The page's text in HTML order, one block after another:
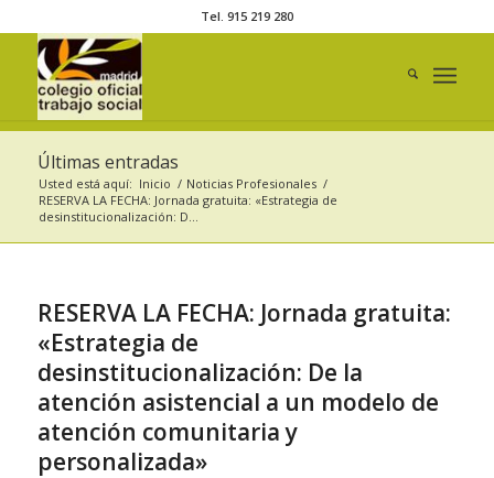
Tel. 915 219 280
Últimas entradas
Usted está aquí: Inicio / Noticias Profesionales /
RESERVA LA FECHA: Jornada gratuita: «Estrategia de
desinstitucionalización: D...
RESERVA LA FECHA: Jornada gratuita:
«Estrategia de
desinstitucionalización: De la
atención asistencial a un modelo de
atención comunitaria y
personalizada»